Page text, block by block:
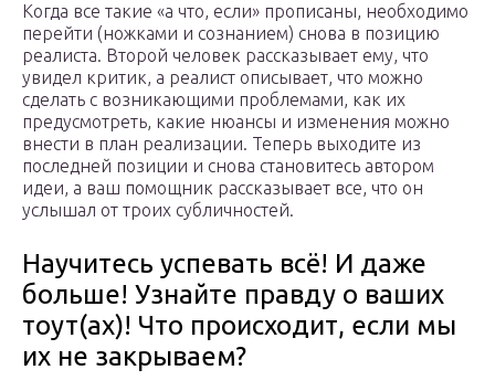
Когда все такие «а что, если» прописаны, необходимо
перейти (ножками и сознанием) снова в позицию
реалиста. Второй человек рассказывает ему, что
увидел критик, а реалист описывает, что можно
сделать с возникающими проблемами, как их
предусмотреть, какие нюансы и изменения можно
внести в план реализации. Теперь выходите из
последней позиции и снова становитесь автором
идеи, а ваш помощник рассказывает все, что он
услышал от троих субличностей.
Научитесь успевать всё! И даже
больше! Узнайте правду о ваших
тоут(ах)! Что происходит, если мы
их не закрываем?